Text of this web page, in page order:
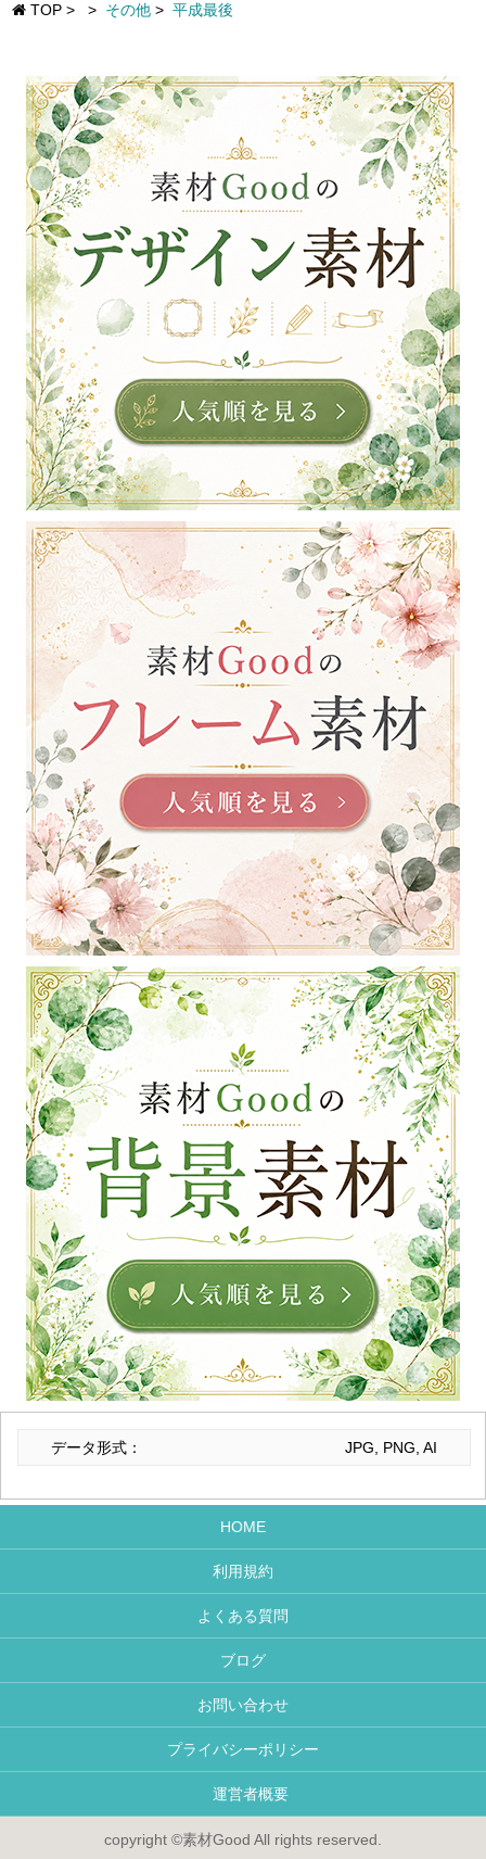
TOP > > その他 > 平成最後
データ形式： JPG, PNG, AI
HOME
利用規約
よくある質問
ブログ
お問い合わせ
プライバシーポリシー
運営者概要
copyright ©素材Good All rights reserved.